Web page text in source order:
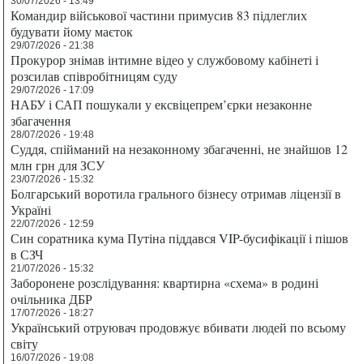
Командир військової частини примусив 83 підлеглих
будувати йому маєток
29/07/2026 - 21:38
Прокурор знімав інтимне відео у службовому кабінеті і
розсилав співробітницям суду
29/07/2026 - 17:09
НАБУ і САП пошукали у ексвіцепрем’єрки незаконне
збагачення
28/07/2026 - 19:48
Суддя, спійманий на незаконному збагаченні, не знайшов 12
млн грн для ЗСУ
23/07/2026 - 15:32
Болгарський воротила грального бізнесу отримав ліцензії в
Україні
22/07/2026 - 12:59
Син соратника кума Путіна піддався VIP-бусифікації і пішов
в СЗЧ
21/07/2026 - 15:32
Заборонене розслідування: квартирна «схема» в родині
очільника ДБР
17/07/2026 - 18:27
Український отруювач продовжує вбивати людей по всьому
світу
16/07/2026 - 19:08